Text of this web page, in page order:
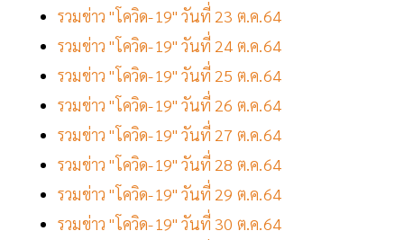
รวมข่าว "โควิด-19" วันที่ 23 ต.ค.64
รวมข่าว "โควิด-19" วันที่ 24 ต.ค.64
รวมข่าว "โควิด-19" วันที่ 25 ต.ค.64
รวมข่าว "โควิด-19" วันที่ 26 ต.ค.64
รวมข่าว "โควิด-19" วันที่ 27 ต.ค.64
รวมข่าว "โควิด-19" วันที่ 28 ต.ค.64
รวมข่าว "โควิด-19" วันที่ 29 ต.ค.64
รวมข่าว "โควิด-19" วันที่ 30 ต.ค.64